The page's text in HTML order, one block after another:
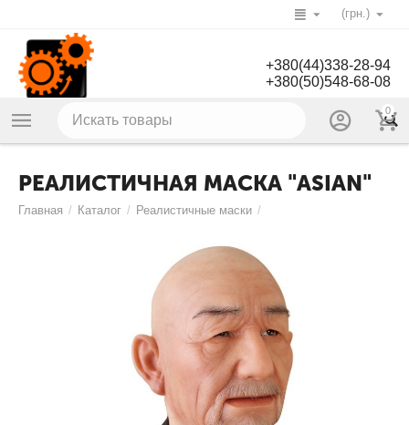
(грн.)
+380(44)338-28-94
+380(50)548-68-08
0
РЕАЛИСТИЧНАЯ МАСКА "ASIAN"
Главная / Каталог / Реалистичные маски /